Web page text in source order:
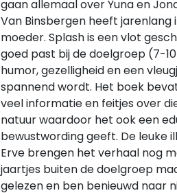
gaan allemaal over Yuna en
Van Binsbergen heeft jarenlang
moeder. Splash is een vlot
goed past bij de doelgroep (7-
humor, gezelligheid en een
spannend wordt. Het boek
veel informatie en feitjes over
natuur waardoor het ook een
bewustwording geeft. De leuke
Erve brengen het verhaal nog
jaartjes buiten de doelgroep
gelezen en ben benieuwd naar